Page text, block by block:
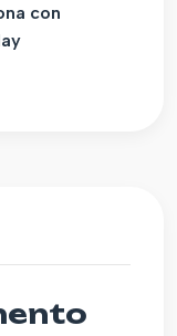
con